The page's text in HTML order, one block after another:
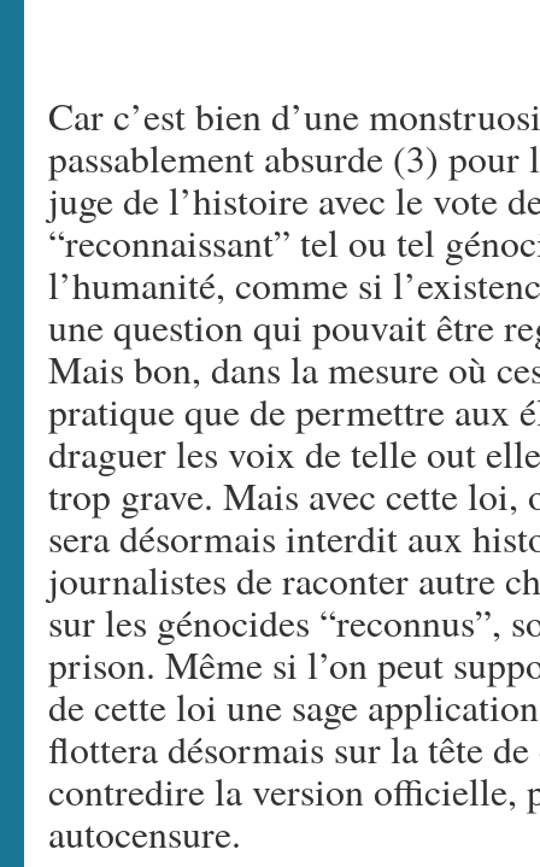
Car c’est bien d’une
passablement absurde (3) pour
juge de l’histoire avec le vote
“reconnaissant” tel ou tel
l’humanité, comme si
une question qui pouvait être
Mais bon, dans la mesure où
pratique que de permettre aux
draguer les voix de telle out
trop grave. Mais avec cette
sera désormais interdit aux
journalistes de raconter autre
sur les génocides “reconnus”,
prison. Même si l’on peut
de cette loi une sage
flottera désormais sur la tête
contredire la version officielle,
autocensure.